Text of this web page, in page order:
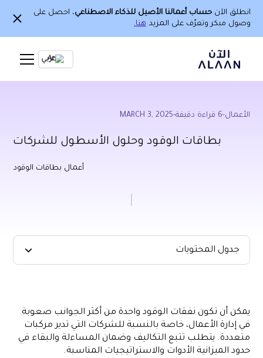
انطلق الآن حساب أعمالنا الأصيل للذكاء الاصطناعي، احصل على
وصول مبكر وتعرّف على المزيد هنا.
Ar
الأعمال-
6 قراءة دقيقة-
MARCH 3, 2025
بطاقات الوقود وحلول الأسطول للشركات
أعمال بطاقات الوقود
جدول المحتويات
أنواع بطاقات الوقود المختلفة
اختيار بطاقة الوقود المناسبة وحل الأسطول
تنفيذ بطاقات الوقود وحلول الأسطول
يمكن أن تكون نفقات الوقود واحدة من أكثر الجوانب صعوبة
في إدارة الأعمال، خاصة بالنسبة للشركات التي تدير مركبات
متعددة. يتطلب تتبع التكاليف وضمان المساءلة والبقاء في
حدود الميزانية الأدوات والاستراتيجيات المناسبة.